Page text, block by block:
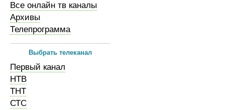
Все онлайн тв каналы
Архивы
Телепрограмма
Выбрать телеканал
Первый канал
НТВ
ТНТ
СТС